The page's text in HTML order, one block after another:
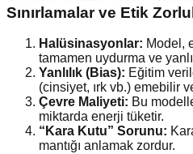
Sınırlamalar ve Etik
Halüsinasyonlar: Model,
tamamen uydurma ve
Yanlılık (Bias): Eğitim
(cinsiyet, ırk vb.) emebilir
Çevre Maliyeti: Bu
miktarda enerji tüketir.
“Kara Kutu” Sorunu:
mantığı anlamak zordur.